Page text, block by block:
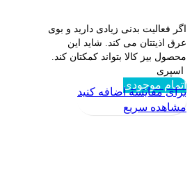
اگر فعالیت بدنی زیادی دارید و بوی
عرق اذیتتان می کند. شاید این
محصول بیز کالا بتواند کمکتان کند.
اسپری
اتمام موجودی
برای مقایسه اضافه کنید
مشاهده سریع